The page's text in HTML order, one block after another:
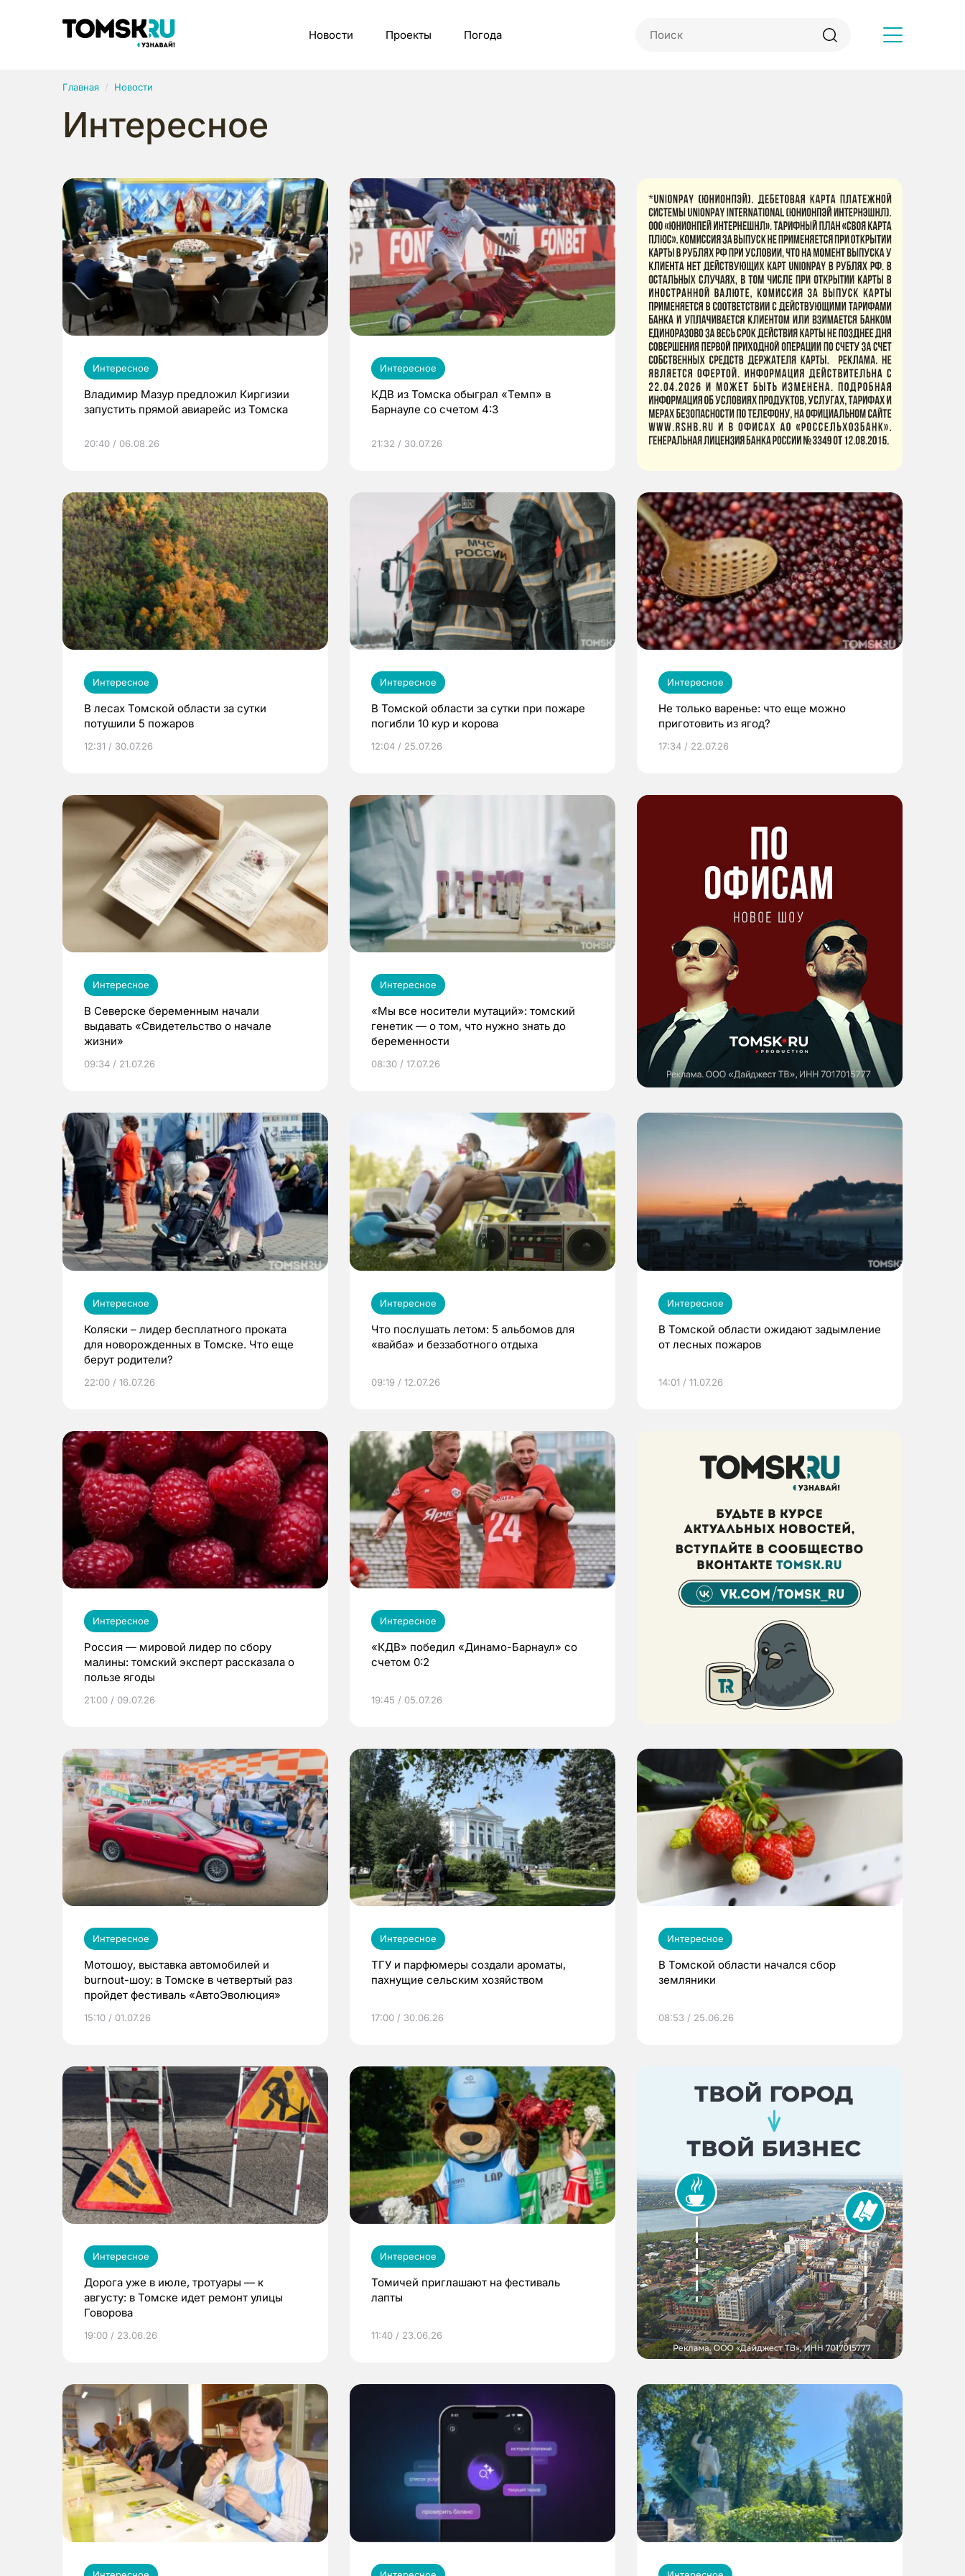
Новости Проекты Погода
Главная Новости
Интересное
Интересное
Владимир Мазур предложил Киргизии
запустить прямой авиарейс из Томска
20:40 / 06.08.26
Интересное
КДВ из Томска обыграл «Темп» в
Барнауле со счетом 4:3
21:32 / 30.07.26
Интересное
В лесах Томской области за сутки
потушили 5 пожаров
12:31 / 30.07.26
Интересное
В Томской области за сутки при пожаре
погибли 10 кур и корова
12:04 / 25.07.26
Интересное
Не только варенье: что еще можно
приготовить из ягод?
17:34 / 22.07.26
Интересное
В Северске беременным начали
выдавать «Свидетельство о начале
жизни»
09:34 / 21.07.26
Интересное
«Мы все носители мутаций»: томский
генетик — о том, что нужно знать до
беременности
08:30 / 17.07.26
Интересное
Коляски – лидер бесплатного проката
для новорожденных в Томске. Что еще
берут родители?
22:00 / 16.07.26
Интересное
Что послушать летом: 5 альбомов для
«вайба» и беззаботного отдыха
09:19 / 12.07.26
Интересное
В Томской области ожидают задымление
от лесных пожаров
14:01 / 11.07.26
Интересное
Россия — мировой лидер по сбору
малины: томский эксперт рассказала о
пользе ягоды
21:00 / 09.07.26
Интересное
«КДВ» победил «Динамо-Барнаул» со
счетом 0:2
19:45 / 05.07.26
Интересное
Мотошоу, выставка автомобилей и
burnout-шоу: в Томске в четвертый раз
пройдет фестиваль «АвтоЭволюция»
15:10 / 01.07.26
Интересное
ТГУ и парфюмеры создали ароматы,
пахнущие сельским хозяйством
17:00 / 30.06.26
Интересное
В Томской области начался сбор
земляники
08:53 / 25.06.26
Интересное
Дорога уже в июле, тротуары — к
августу: в Томске идет ремонт улицы
Говорова
19:00 / 23.06.26
Интересное
Томичей приглашают на фестиваль
лапты
11:40 / 23.06.26
Рубрики